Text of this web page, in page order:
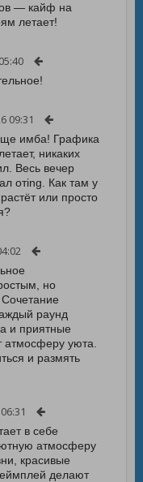
— кайф на
летает!
09:31
имба! Графика
никаких
Весь вечер
отing. Как там у
или просто
но
раунд
и приятные
уюта.
и размять
в себе
атмосферу
красивые
делают